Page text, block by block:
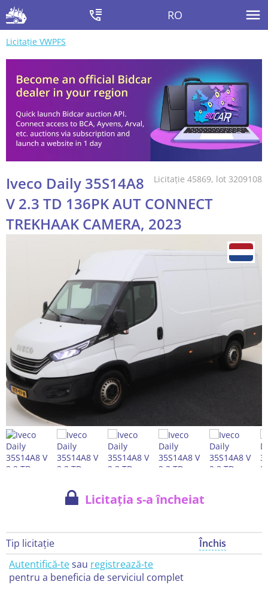
RO
Licitație VWPFS
Licitație 45869, lot 3209108
Iveco Daily 35S14A8
V 2.3 TD 136PK AUT CONNECT
TREKHAAK CAMERA, 2023
Licitația s-a încheiat
Tip licitație
Închis
Autentifică-tesau registrează-te
pentru a beneficia de serviciul complet